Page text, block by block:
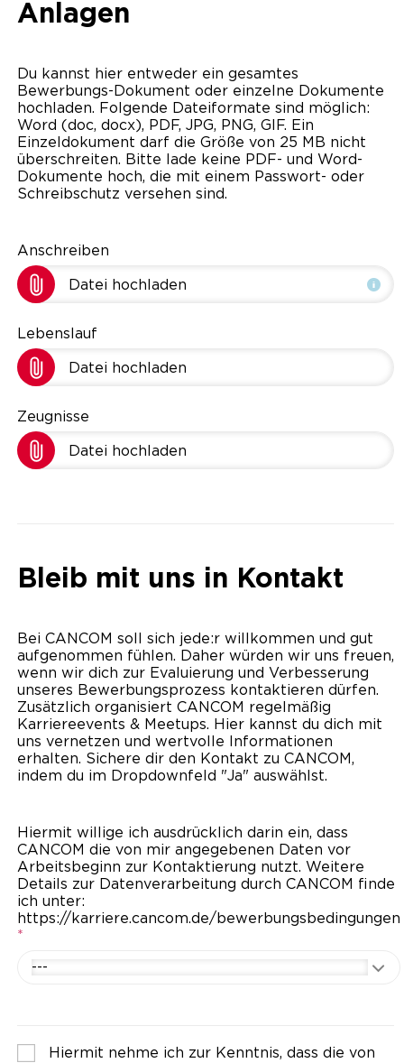
Anlagen
Du kannst hier entweder ein gesamtes
Bewerbungs-Dokument oder einzelne Dokumente
hochladen. Folgende Dateiformate sind möglich:
Word (doc, docx), PDF, JPG, PNG, GIF. Ein
Einzeldokument darf die Größe von 25 MB nicht
überschreiten. Bitte lade keine PDF- und Word-
Dokumente hoch, die mit einem Passwort- oder
Schreibschutz versehen sind.
Anschreiben
Datei hochladen
Lebenslauf
Datei hochladen
Zeugnisse
Datei hochladen
Bleib mit uns in Kontakt
Bei CANCOM soll sich jede:r willkommen und gut
aufgenommen fühlen. Daher würden wir uns freuen,
wenn wir dich zur Evaluierung und Verbesserung
unseres Bewerbungsprozess kontaktieren dürfen.
Zusätzlich organisiert CANCOM regelmäßig
Karriereevents & Meetups. Hier kannst du dich mit
uns vernetzen und wertvolle Informationen
erhalten. Sichere dir den Kontakt zu CANCOM,
indem du im Dropdownfeld "Ja" auswählst.
Hiermit willige ich ausdrücklich darin ein, dass
CANCOM die von mir angegebenen Daten vor
Arbeitsbeginn zur Kontaktierung nutzt. Weitere
Details zur Datenverarbeitung durch CANCOM finde
ich unter:
https://karriere.cancom.de/bewerbungsbedingungen
*
---
Hiermit nehme ich zur Kenntnis, dass die von